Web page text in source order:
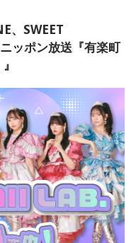
、SWEET
ッポン放送『有楽町